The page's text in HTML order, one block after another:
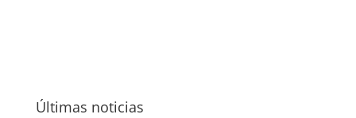
Últimas noticias